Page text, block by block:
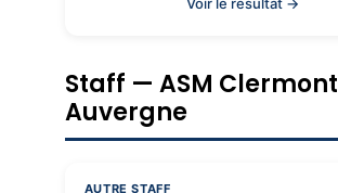
Staff — ASM Clermont
Auvergne
AUTRE STAFF